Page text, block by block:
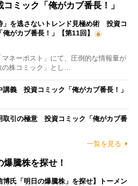
ミック「俺がカブ番長！」
」を逃さないトレンド見極め術 投資コ
俺がカブ番長！」【第11回】
ネーポスト」にて、圧倒的な情報量が
株コミック」とし…
講義 投資コミック「俺がカブ番長！」
取引の極意 投資コミック「俺がカブ番
一覧を見る
騰株を探せ！
博氏「明日の爆騰株」を探せ】トーメン